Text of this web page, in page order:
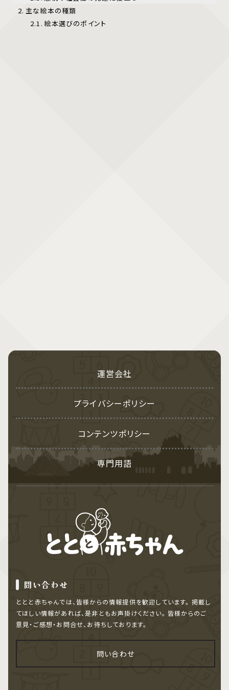
主な絵本の種類
絵本選びのポイント
運営会社
プライバシーポリシー
コンテンツポリシー
専門用語
問い合わせ
ととと赤ちゃんでは、皆様からの情報提供を歓迎しています。 掲載し
てほしい情報があれば、是非ともお声掛けください。 皆様からのご
意見・ご感想・お問合せ、お待ちしております。
問い合わせ